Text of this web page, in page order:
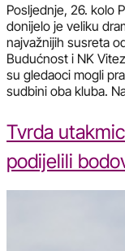
Posljednje, 26. kolo
donijelo je veliku
najvažnijih susreta
Budućnost i NK
su gledaoci mogli
sudbini oba kluba.
Tvrda
podijelili